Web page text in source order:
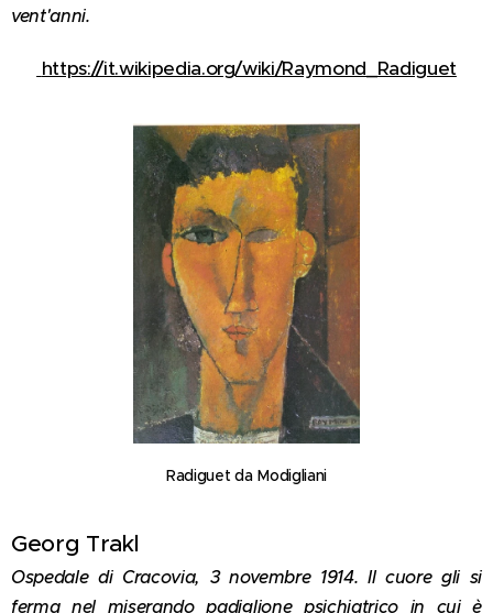
vent'anni.
https://it.wikipedia.org/wiki/Raymond_Radiguet
Radiguet da Modigliani
Georg Trakl
Ospedale di Cracovia, 3 novembre 1914. Il cuore gli si
ferma nel miserando padiglione psichiatrico in cui è